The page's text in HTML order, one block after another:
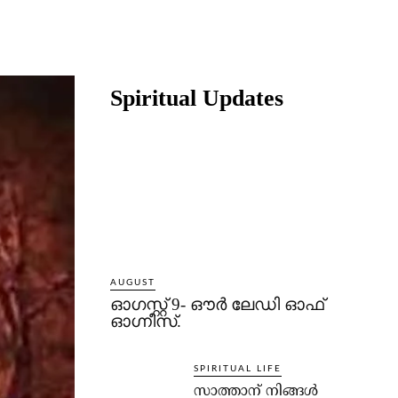
Spiritual Updates
AUGUST
ഓഗസ്റ്റ് 9- ഔര്‍ ലേഡി ഓഫ്
ഓഗ്നീസ്.
SPIRITUAL LIFE
സാത്താന് നിങ്ങള്‍